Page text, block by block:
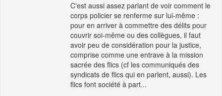
C'est aussi assez parlant de voir comment le
corps policier se renferme sur lui-même :
pour en arriver à commettre des délits pour
couvrir soi-même ou des collègues, il faut
avoir peu de considération pour la justice,
comprise comme une entrave à la mission
sacrée des flics (cf les communiqués des
syndicats de flics qui en parlent, aussi). Les
flics font société à part...